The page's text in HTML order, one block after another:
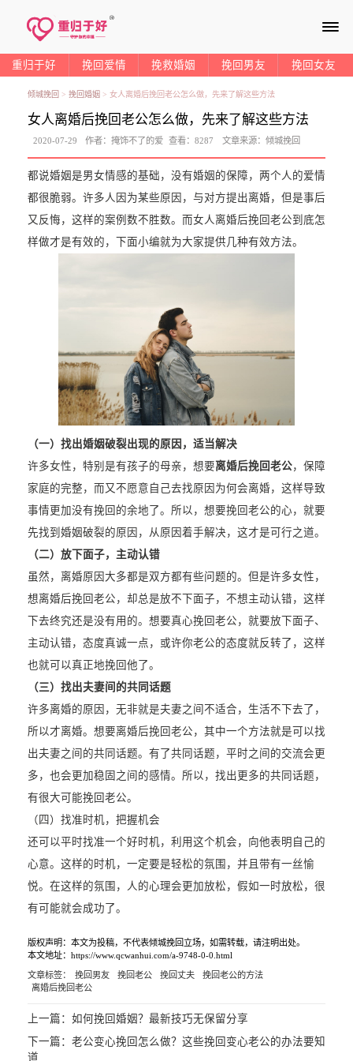
≡
重归于好 挽回爱情 挽救婚姻 挽回男友 挽回女友
倾城挽回 > 挽回婚姻 > 女人离婚后挽回老公怎么做，先来了解这些方法
女人离婚后挽回老公怎么做，先来了解这些方法
2020-07-29 作者：掩饰不了的爱 查看：8287 文章来源： 倾城挽回
都说婚姻是男女情感的基础，没有婚姻的保障，两个人的爱情
都很脆弱。许多人因为某些原因，与对方提出离婚，但是事后
又反悔，这样的案例数不胜数。而女人离婚后挽回老公到底怎
样做才是有效的，下面小编就为大家提供几种有效方法。
（一）找出婚姻破裂出现的原因，适当解决
许多女性，特别是有孩子的母亲，想要离婚后挽回老公，保障
家庭的完整，而又不愿意自己去找原因为何会离婚，这样导致
事情更加没有挽回的余地了。所以，想要挽回老公的心，就要
先找到婚姻破裂的原因，从原因着手解决，这才是可行之道。
（二）放下面子，主动认错
虽然，离婚原因大多都是双方都有些问题的。但是许多女性，
想离婚后挽回老公，却总是放不下面子，不想主动认错，这样
下去终究还是没有用的。想要真心挽回老公，就要放下面子、
主动认错，态度真诚一点，或许你老公的态度就反转了，这样
也就可以真正地挽回他了。
（三）找出夫妻间的共同话题
许多离婚的原因，无非就是夫妻之间不适合，生活不下去了，
所以才离婚。想要离婚后挽回老公，其中一个方法就是可以找
出夫妻之间的共同话题。有了共同话题，平时之间的交流会更
多，也会更加稳固之间的感情。所以，找出更多的共同话题，
有很大可能挽回老公。
（四）找准时机，把握机会
还可以平时找准一个好时机，利用这个机会，向他表明自己的
心意。这样的时机，一定要是轻松的氛围，并且带有一丝愉
悦。在这样的氛围，人的心理会更加放松，假如一时放松，很
有可能就会成功了。
版权声明：本文为投稿，不代表倾城挽回立场，如需转载，请注明出处。
本文地址：https://www.qcwanhui.com/a-9748-0-0.html
文章标签： 挽回男友 挽回老公 挽回丈夫
挽回老公的方法
离婚后挽回老公
上一篇： 如何挽回婚姻？最新技巧无保留分享
下一篇： 老公变心挽回怎么做？这些挽回变心老公的办法要知
道